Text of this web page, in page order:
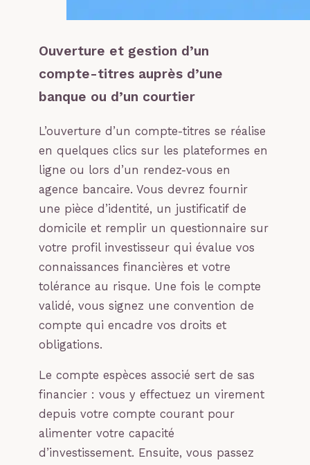
Ouverture et gestion d’un
compte-titres auprès d’une
banque ou d’un courtier
L’ouverture d’un compte-titres se réalise
en quelques clics sur les plateformes en
ligne ou lors d’un rendez-vous en
agence bancaire. Vous devrez fournir
une pièce d’identité, un justificatif de
domicile et remplir un questionnaire sur
votre profil investisseur qui évalue vos
connaissances financières et votre
tolérance au risque. Une fois le compte
validé, vous signez une convention de
compte qui encadre vos droits et
obligations.
Le compte espèces associé sert de sas
financier : vous y effectuez un virement
depuis votre compte courant pour
alimenter votre capacité
d’investissement. Ensuite, vous passez